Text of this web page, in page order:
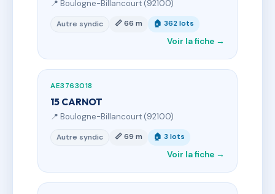
📍 Boulogne-Billancourt (92100)
Autre syndic 📏 66 m 🏠 362 lots
Voir la fiche →
AE3763018
15 CARNOT
📍 Boulogne-Billancourt (92100)
Autre syndic 📏 69 m 🏠 3 lots
Voir la fiche →